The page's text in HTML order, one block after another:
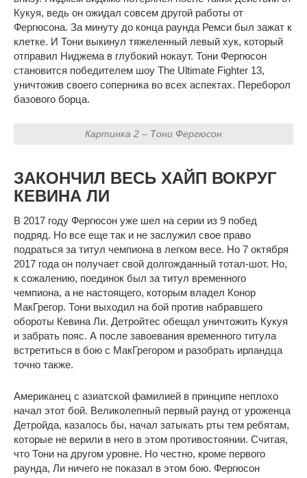
Кукуя, ведь он ожидал совсем другой работы от
Фергюсона. За минуту до конца раунда Ремси был зажат к
клетке. И Тони выкинул тяжеленный левый хук, который
отправил Ниджема в глубокий нокаут. Тони Фергюсон
становится победителем шоу The Ultimate Fighter 13,
уничтожив своего соперника во всех аспектах. Переборол
базового борца.
Картинка 2 – Тони Фергюсон
ЗАКОНЧИЛ ВЕСЬ ХАЙП ВОКРУГ
КЕВИНА ЛИ
В 2017 году Фергюсон уже шел на серии из 9 побед
подряд. Но все еще так и не заслужил свое право
подраться за титул чемпиона в легком весе. Но 7 октября
2017 года он получает свой долгожданный тотал-шот. Но,
к сожалению, поединок был за титул временного
чемпиона, а не настоящего, которым владел Конор
МакГрегор. Тони выходил на бой против набравшего
обороты Кевина Ли. Детройтес обещал уничтожить Кукуя
и забрать пояс. А после завоевания временного титула
встретиться в бою с МакГрегором и разобрать ирландца
точно также.
Американец с азиатской фамилией в принципе неплохо
начал этот бой. Великолепный первый раунд от уроженца
Детройда, казалось бы, начал затыкать рты тем ребятам,
которые не верили в него в этом противостоянии. Считая,
что Тони на другом уровне. Но честно, кроме первого
раунда, Ли ничего не показал в этом бою. Фергюсон